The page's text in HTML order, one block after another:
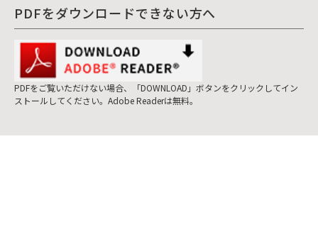
PDFをダウンロードできない方へ
PDFをご覧いただけない場合、「DOWNLOAD」ボタンをクリックしてイン
ストールしてください。Adobe Readerは無料。